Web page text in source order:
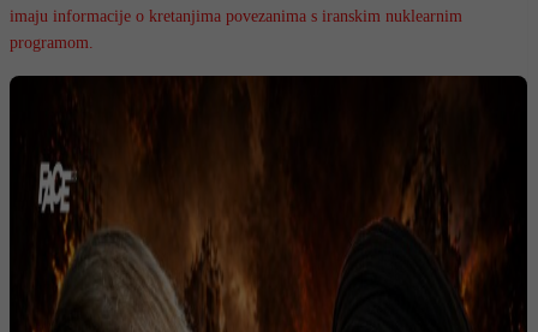
imaju informacije o kretanjima povezanima s iranskim nuklearnim
programom.